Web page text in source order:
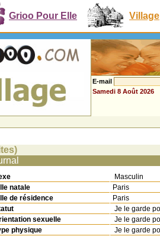
Grioo Pour Elle Village
E-mail
Samedi 8 Août 2026
Masculin
natale
Paris
de résidence
Paris
Je le garde
sexuelle
Je le garde
physique
Je le garde